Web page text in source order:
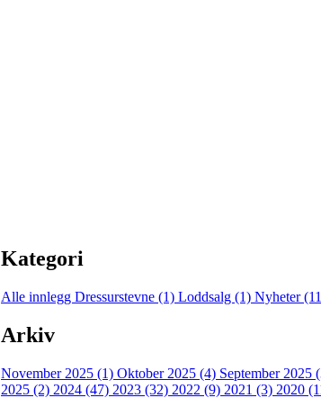
Kategori
Alle innlegg Dressurstevne (1) Loddsalg (1) Nyheter
Arkiv
November 2025 (1) Oktober 2025 (4) September 2025
2025 (2) 2024 (47) 2023 (32) 2022 (9) 2021 (3) 2020